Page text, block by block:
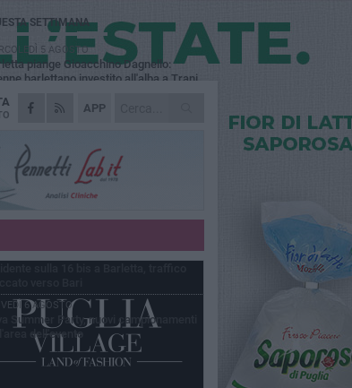
APP
SETTIMANA
5 AGOSTO
piange Gioacchino Dagnello:
barlettano investito all'alba a Trani
6 AGOSTO
di "Cecco", il benzinaio col
pensione»
5 AGOSTO
Summer Party, giovedì mattina
nell'area dell'evento
2 AGOSTO
confiscati alla mafia. Nasce il servizio
7 AGOSTO
6 AGOSTO
Summer Party, nuovi campionamenti
dell'evento